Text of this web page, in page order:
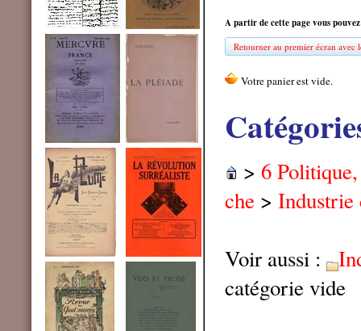
A partir de cette page vous
Retourner au premier écran avec
> 6
che > Industrie
Voir aussi :
catégorie vide